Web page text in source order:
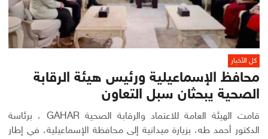
كل الأخبار
محافظ الإسماعيلية ورئيس هيئة الرقابة
الصحية يبحثان سبل التعاون
قامت الهيئة العامة للاعتماد والرقابة الصحية GAHAR ، برئاسة
الدكتور أحمد طه، بزيارة ميدانية إلى محافظة الإسماعيلية، في إطار